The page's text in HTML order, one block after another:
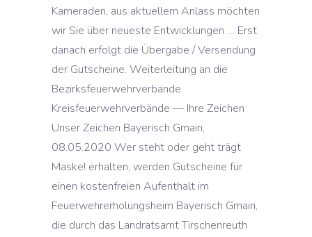
Kameraden, aus aktuellem Anlass möchten
wir Sie über neueste Entwicklungen … Erst
danach erfolgt die Übergabe / Versendung
der Gutscheine. Weiterleitung an die
Bezirksfeuerwehrverbände
Kreisfeuerwehrverbände — Ihre Zeichen
Unser Zeichen Bayerisch Gmain,
08.05.2020 Wer steht oder geht trägt
Maske! erhalten, werden Gutscheine für
einen kostenfreien Aufenthalt im
Feuerwehrerholungsheim Bayerisch Gmain,
die durch das Landratsamt Tirschenreuth